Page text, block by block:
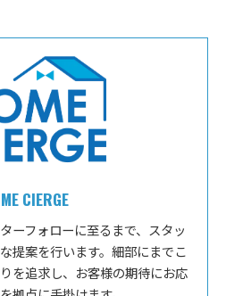
CIERGE
ーフォローに至るまで、スタッ
提案を行います。細部にまでこ
を追求し、お客様の期待にお応